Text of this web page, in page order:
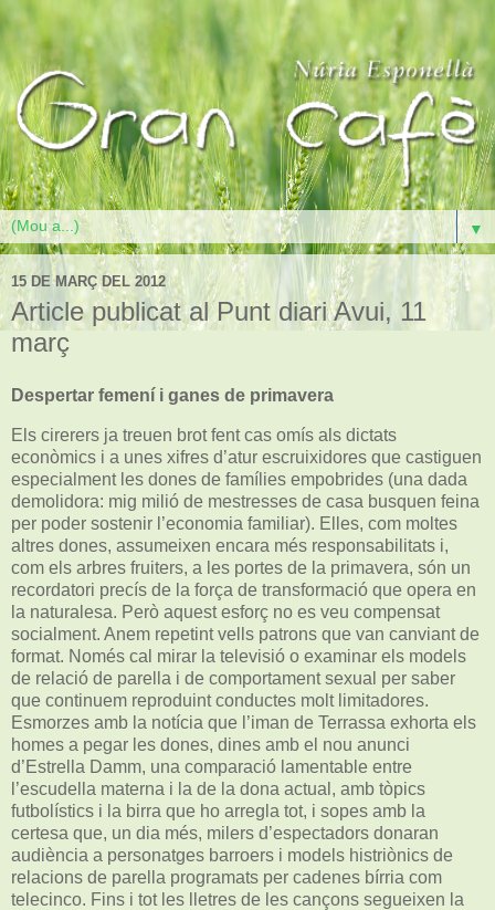
▼
15 DE MARÇ DEL 2012
Article publicat al Punt diari Avui, 11
març
Despertar femení i ganes de primavera
Els cirerers ja treuen brot fent cas omís als dictats
econòmics i a unes xifres d’atur escruixidores que castiguen
especialment les dones de famílies empobrides (una dada
demolidora: mig milió de mestresses de casa busquen feina
per poder sostenir l’economia familiar). Elles, com moltes
altres dones, assumeixen encara més responsabilitats i,
com els arbres fruiters, a les portes de la primavera, són un
recordatori precís de la força de transformació que opera en
la naturalesa. Però aquest esforç no es veu compensat
socialment. Anem repetint vells patrons que van canviant de
format. Només cal mirar la televisió o examinar els models
de relació de parella i de comportament sexual per saber
que continuem reproduint conductes molt limitadores.
Esmorzes amb la notícia que l’iman de Terrassa exhorta els
homes a pegar les dones, dines amb el nou anunci
d’Estrella Damm, una comparació lamentable entre
l’escudella materna i la de la dona actual, amb tòpics
futbolístics i la birra que ho arregla tot, i sopes amb la
certesa que, un dia més, milers d’espectadors donaran
audiència a personatges barroers i models histriònics de
relacions de parella programats per cadenes bírria com
telecinco. Fins i tot les lletres de les cançons segueixen la